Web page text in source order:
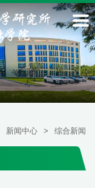
新闻中心 > 综合新闻